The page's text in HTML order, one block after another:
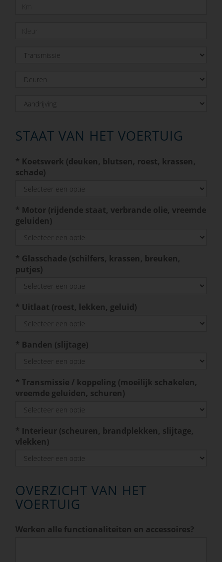
STAAT VAN HET VOERTUIG
* Koetswerk (deuken, blutsen, roest, krassen,
schade)
* Motor (rijdende staat, verbrande olie, vreemde
geluiden)
* Glasschade (schilfers, krassen, breuken,
putjes)
* Uitlaat (roest, lekken, geluid)
* Banden (slijtage)
* Transmissie / koppeling (moeilijk schakelen,
vreemde geluiden, schuren)
* Interieur (scheuren, brandplekken, slijtage,
vlekken)
OVERZICHT VAN HET
VOERTUIG
Werken alle functionaliteiten en accessoires?